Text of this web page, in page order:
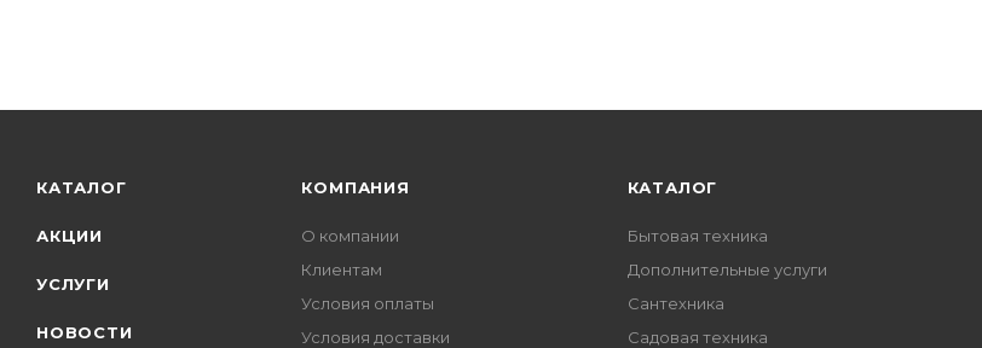
КАТАЛОГ
АКЦИИ
УСЛУГИ
НОВОСТИ
КОМПАНИЯ
О компании
Клиентам
Условия оплаты
Условия доставки
КАТАЛОГ
Бытовая техника
Дополнительные услуги
Сантехника
Садовая техника